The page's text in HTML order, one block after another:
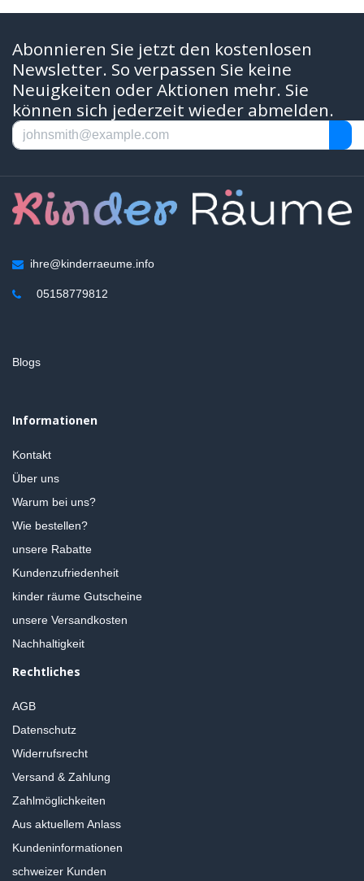
Abonnieren Sie jetzt den kostenlosen
Newsletter. So verpassen Sie keine
Neuigkeiten oder Aktionen mehr. Sie
können sich jederzeit wieder abmelden.
ihre@kinderraeume.info
05158779812
Blogs
Informationen
Kontakt
Über uns
Warum bei uns?
Wie bestellen?
unsere Rabatte
Kundenzufriedenheit
kinder räume Gutscheine
unsere Versandkosten
Nachhaltigkeit
Rechtliches
AGB
Datenschutz
Widerrufsrecht
Versand & Zahlung
Zahlmöglichkeiten
Aus aktuellem Anlass
Kundeninformationen
schweizer Kunden